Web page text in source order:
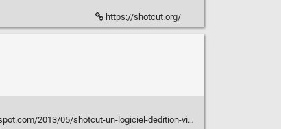
https://shotcut.org/
2013/05/shotcut-un-logiciel-dedition-video-open.html